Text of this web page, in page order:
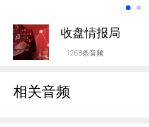
收盘情报局
1268条音频
相关音频